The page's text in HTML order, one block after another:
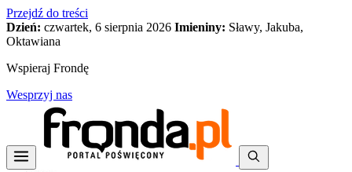
Przejdź do treści
Dzień: czwartek, 6 sierpnia 2026 Imieniny: Sławy, Jakuba,
Oktawiana
Wspieraj Frondę
Wesprzyj nas